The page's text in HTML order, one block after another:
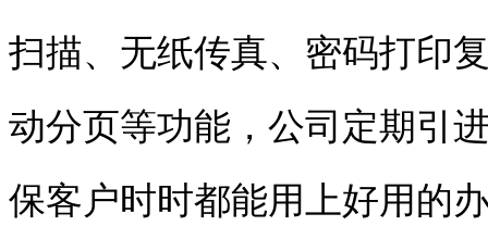
扫描、无纸传真、密码打印
动分页等功能，公司定期引
保客户时时都能用上好用的